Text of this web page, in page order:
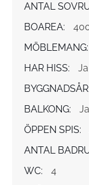
ANTAL
BOAREA:
MÖBLEMANG:
HAR HISS:
Ja
BYGGNADSÅR:
BALKONG:
Ja
ÖPPEN SPIS:
ANTAL
WC:
4